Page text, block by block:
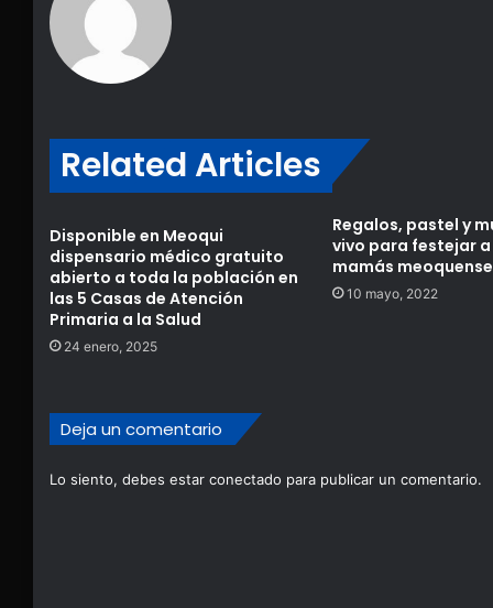
Related Articles
Disponible en Meoqui
dispensario médico gratuito
abierto a toda la población en
las 5 Casas de Atención
Primaria a la Salud
24 enero, 2025
Regalos, pastel y
vivo para festejar
mamás
10 mayo, 2022
Deja un comentario
Lo siento, debes estar conectado para publicar un comentario.